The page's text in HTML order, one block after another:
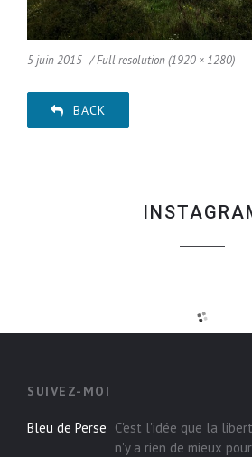
5 juin 2015 Full resolution (1920 × 1280)
BACK
SUIVEZ-MOI
Bleu de Perse C'est l'idée que la
n'y a rien de mieux